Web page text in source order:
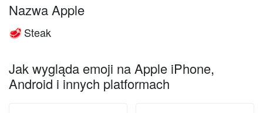
Nazwa Apple
🥩 Steak
Jak wygląda emoji na Apple iPhone,
Android i innych platformach